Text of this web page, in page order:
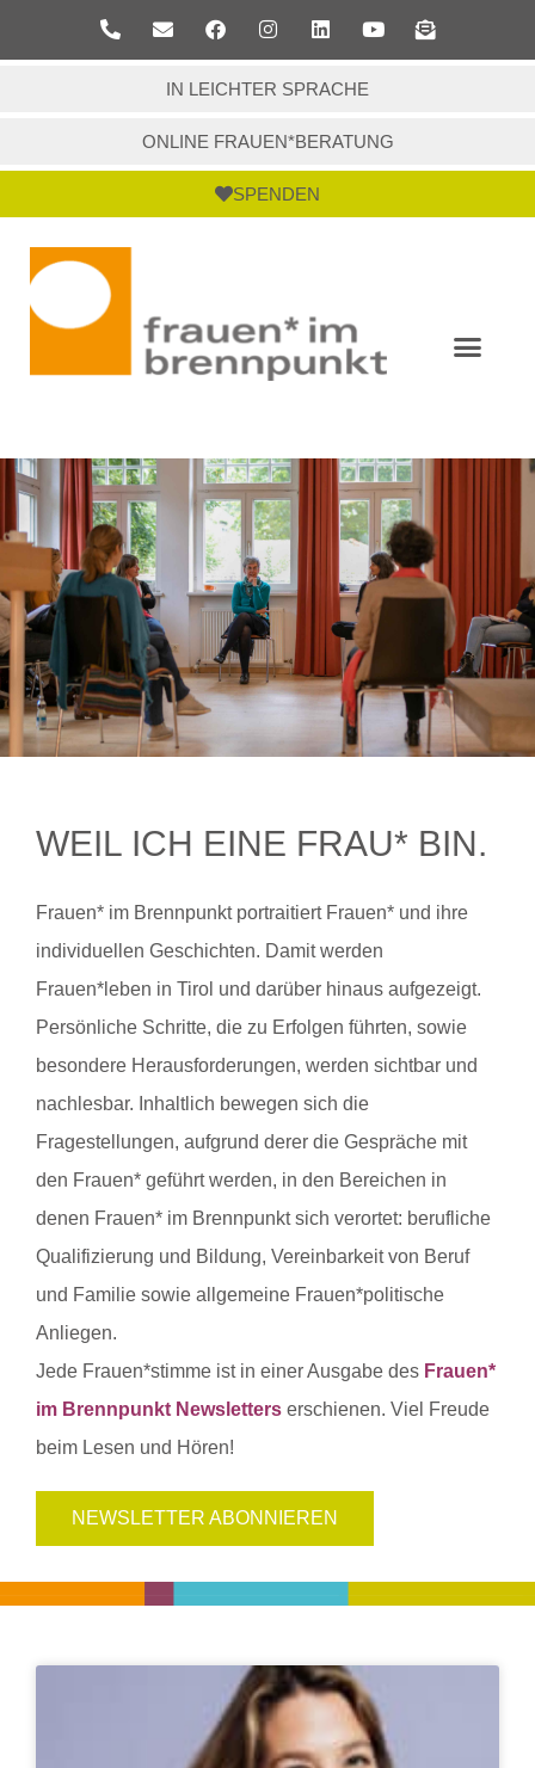
IN LEICHTER SPRACHE
ONLINE FRAUEN*BERATUNG
SPENDEN
WEIL ICH EINE FRAU* BIN.
Frauen* im Brennpunkt portraitiert Frauen* und ihre
individuellen Geschichten. Damit werden
Frauen*leben in Tirol und darüber hinaus aufgezeigt.
Persönliche Schritte, die zu Erfolgen führten, sowie
besondere Herausforderungen, werden sichtbar und
nachlesbar. Inhaltlich bewegen sich die
Fragestellungen, aufgrund derer die Gespräche mit
den Frauen* geführt werden, in den Bereichen in
denen Frauen* im Brennpunkt sich verortet: berufliche
Qualifizierung und Bildung, Vereinbarkeit von Beruf
und Familie sowie allgemeine Frauen*politische
Anliegen.
Jede Frauen*stimme ist in einer Ausgabe des Frauen*
im Brennpunkt Newsletters erschienen. Viel Freude
beim Lesen und Hören!
NEWSLETTER ABONNIEREN